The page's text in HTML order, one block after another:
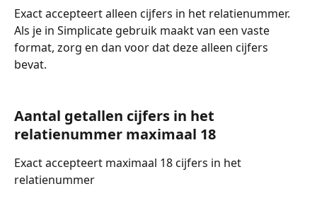
Exact accepteert alleen cijfers in het relatienummer.
Als je in Simplicate gebruik maakt van een vaste
format, zorg en dan voor dat deze alleen cijfers
bevat.
Aantal getallen cijfers in het
relatienummer maximaal 18
Exact accepteert maximaal 18 cijfers in het
relatienummer